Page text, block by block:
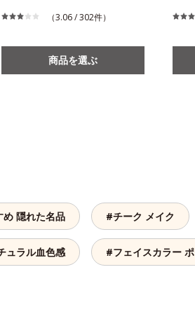
（3.06 / 302件）
商品を選ぶ
隠れた名品 #チーク メイク
ュラル血色感 #フェイスカラー